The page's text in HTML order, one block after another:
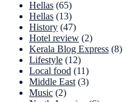
Hellas (65)
Hellas (13)
History (47)
Hotel review (2)
Kerala Blog Express (8)
Lifestyle (12)
Local food (11)
Middle East (3)
Music (2)